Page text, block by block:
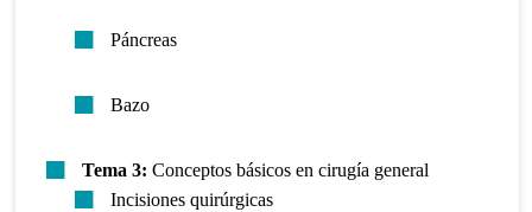
Páncreas
Bazo
Tema 3: Conceptos básicos en cirugía general
Incisiones quirúrgicas